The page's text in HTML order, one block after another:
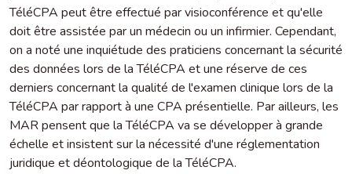
TéléCPA peut être effectué par visioconférence et qu'elle
doit être assistée par un médecin ou un infirmier. Cependant,
on a noté une inquiétude des praticiens concernant la sécurité
des données lors de la TéléCPA et une réserve de ces
derniers concernant la qualité de l'examen clinique lors de la
TéléCPA par rapport à une CPA présentielle. Par ailleurs, les
MAR pensent que la TéléCPA va se développer à grande
échelle et insistent sur la nécessité d'une réglementation
juridique et déontologique de la TéléCPA.